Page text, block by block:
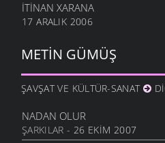
İTINAN XARANA
17 ARALIK 2006
METIN GÜMÜŞ
ŞAVŞAT VE KÜLTÜR-SANAT
NADAN OLUR
ŞARKILAR - 26 EKIM 2007